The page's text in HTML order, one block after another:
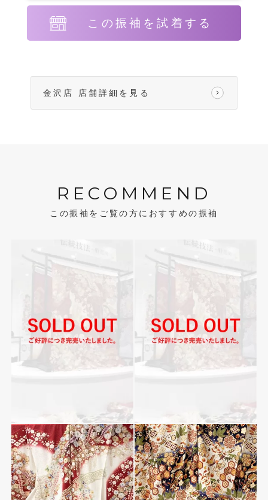
この振袖を試着する
金沢店 店舗詳細を見る
RECOMMEND
この振袖をご覧の方におすすめの振袖